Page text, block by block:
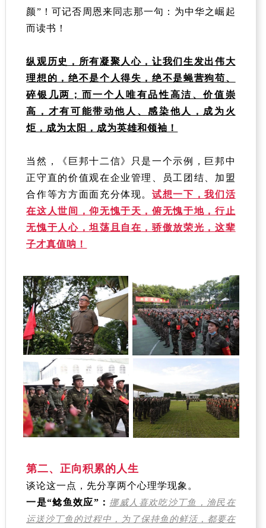
颜”！可记否周恩来同志那一句：为中华之崛起
而读书！
纵观历史，所有凝聚人心，让我们生发出伟大
理想的，绝不是个人得失，绝不是蝇营狗苟、
碎银几两；而一个人唯有品性高洁、价值崇
高，才有可能带动他人、感染他人，成为火
炬，成为太阳，成为英雄和领袖！
当然，《巨邦十二信》只是一个示例，巨邦中
正守直的价值观在企业管理、员工团结、加盟
合作等方方面面充分体现。试想一下，我们活
在这人世间，仰无愧于天，俯无愧于地，行止
无愧于人心，坦荡且自在，骄傲放荣光 ，这辈
子才真值呐！
第二、正向积累的人生
谈论这一点，先分享两个心理学现象。
一是“鲶鱼效应”： 挪威人喜欢吃沙丁鱼，渔民在
运送沙丁鱼的过程中，为了保持鱼的鲜活，都要在